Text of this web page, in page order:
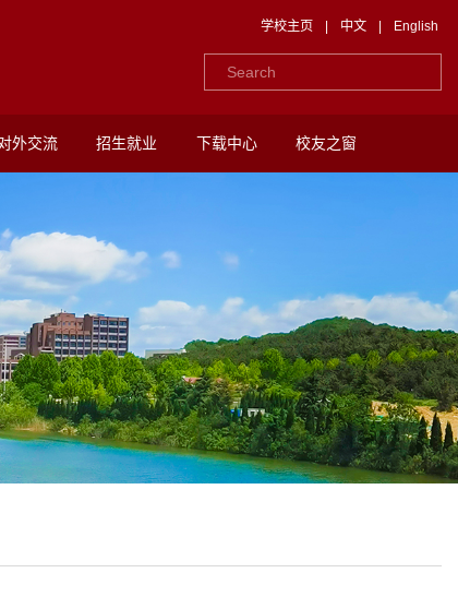
学校主页 | 中文 | English
外交流 招生就业 下载中心 校友之窗